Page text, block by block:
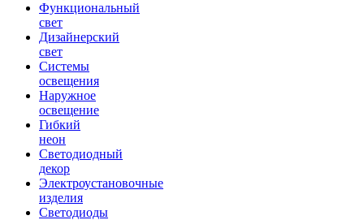
Функциональный
свет
Дизайнерский
свет
Системы
освещения
Наружное
освещение
Гибкий
неон
Светодиодный
декор
Электроустановочные
изделия
Светодиоды